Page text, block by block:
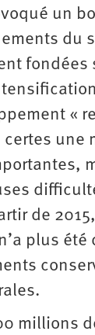
un
du
fondées
«
une
de
plus
millions